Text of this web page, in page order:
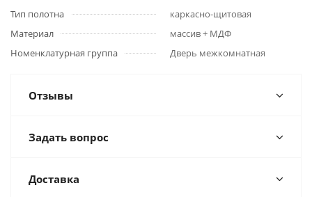
Тип полотна
каркасно-щитовая
Материал
массив + МДФ
Номенклатурная группа
Дверь межкомнатная
Отзывы
Задать вопрос
Доставка